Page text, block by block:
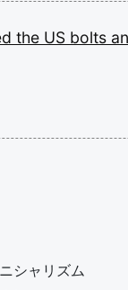
the US bolts
シャリズム